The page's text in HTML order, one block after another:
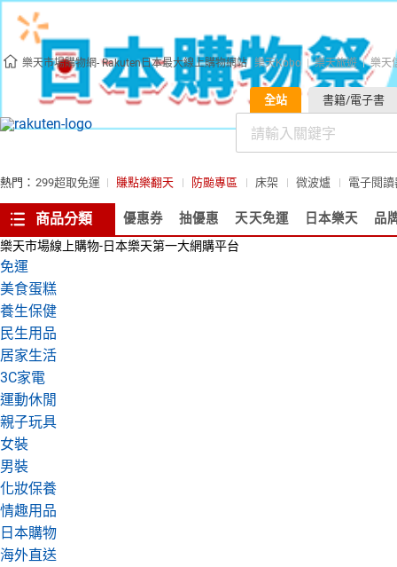
樂天市場購物網- Rakuten日本最大線上購物網站 樂天Kobo 樂天旅遊 樂天
全站 書籍/電子書
熱門： 299超取免運 賺點樂翻天 防颱專區 床架 微波爐 電子閱讀
商品分類 優惠券 抽優惠 天天免運 日本樂天 品
樂天市場線上購物-日本樂天第一大網購平台
免運
美食蛋糕
養生保健
民生用品
居家生活
3C家電
運動休閒
親子玩具
女裝
男裝
化妝保養
情趣用品
日本購物
海外直送